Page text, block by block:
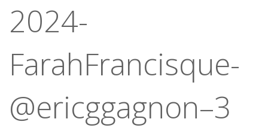
2024-
FarahFrancisque-
@ericggagnon–3